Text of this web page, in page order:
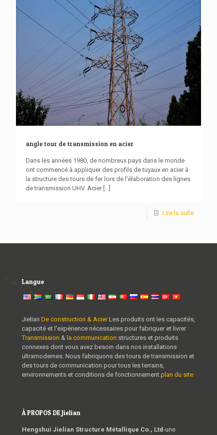
angle tour de transmission en acier
Dans les années 1980, de nombreux pays dans le monde
ont commencé à appliquer des profils de tuyaux en acier à
la structure des tours de fer lors de l'élaboration des lignes
de transmission UHV. Acier[...]
Lire la suite
Langue
Jielian De construction & AcierLes produits ont les capacités,
capacité et l'expérience nécessaires pour fabriquer et livrer
Transmission & la communication structures et produits
connexes dont vous avez besoin dans nos installations
ultramodernes. Nous fabriquons des tours de transmission et
des tours de communication pour tous les terrains,
environnements et conditions de fonctionnement.plan du site
À PROPOS DE Jielian
Hengshui Jielian Structure Métallique Co., Ltd-une